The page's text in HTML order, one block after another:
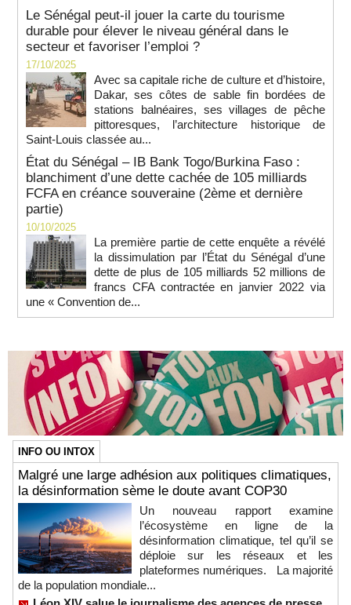
Le Sénégal peut-il jouer la carte du tourisme
durable pour élever le niveau général dans le
secteur et favoriser l’emploi ?
17/10/2025
Avec sa capitale riche de culture et d’histoire,
Dakar, ses côtes de sable fin bordées de
stations balnéaires, ses villages de pêche
pittoresques, l’architecture historique de
Saint-Louis classée au...
État du Sénégal – IB Bank Togo/Burkina Faso :
blanchiment d’une dette cachée de 105 milliards
FCFA en créance souveraine (2ème et dernière
partie)
10/10/2025
La première partie de cette enquête a révélé
la dissimulation par l’État du Sénégal d’une
dette de plus de 105 milliards 52 millions de
francs CFA contractée en janvier 2022 via
une « Convention de...
INFO OU INTOX
Malgré une large adhésion aux politiques climatiques,
la désinformation sème le doute avant COP30
Un nouveau rapport examine
l’écosystème en ligne de la
désinformation climatique, tel qu’il se
déploie sur les réseaux et les
plateformes numériques. La majorité
de la population mondiale...